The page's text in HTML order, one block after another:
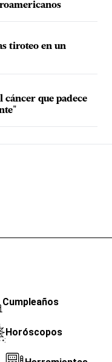
tiroteo en un
cáncer que padece
Cumpleaños
Horóscopos